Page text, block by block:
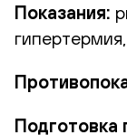
Показания:
Подготовка